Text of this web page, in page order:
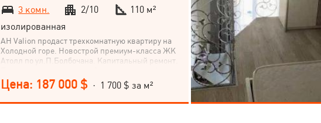
3 комн.
2/10
110 м²
изолированная
АН Valion продаст трехкомнатную квартиру на
Холодной горе. Новострой премиум-класса ЖК
Атолл по ул.П.Болбочана. Капитальный ремонт.
Рядом школа и детский садик, супермаркет
Рост, магазины. Торг.
Цена: 187 000 $ · 1 700 $ за м²